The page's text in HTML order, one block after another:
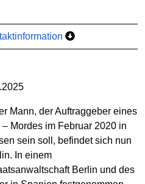
Mann, der Auftraggeber eines
Mordes im Februar 2020 in
sein soll, befindet sich nun
In einem
Berlin und des